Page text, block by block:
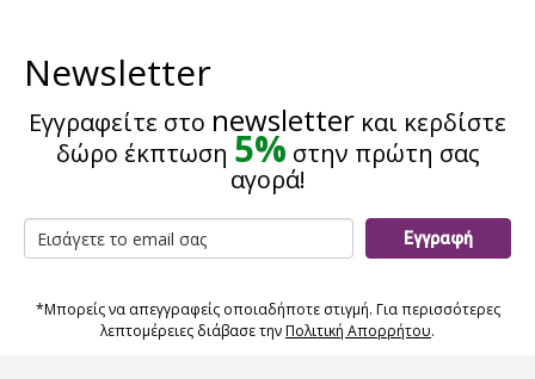
Newsletter
Εγγραφείτε στο newsletter και κερδίστε
δώρο έκπτωση 5% στην πρώτη σας
αγορά!
Εγγραφή
*Μπορείς να απεγγραφείς οποιαδήποτε στιγμή. Για περισσότερες
λεπτομέρειες διάβασε τηνΠολιτική Απορρήτου.